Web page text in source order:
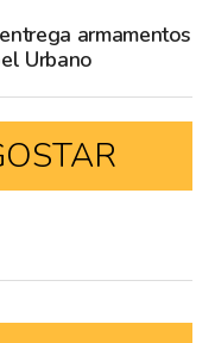
armamentos
Urbano